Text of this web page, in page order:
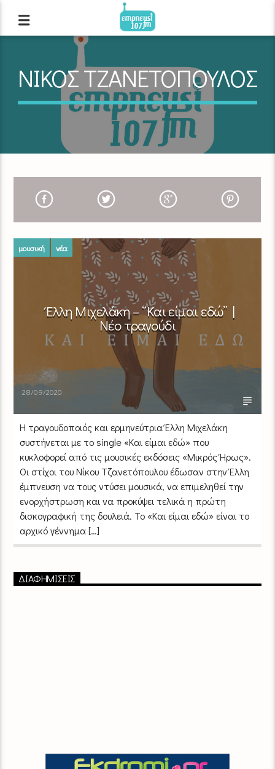
ΝΙΚΟΣ ΤΖΑΝΕΤΟΠΟΥΛΟΣ
μουσική νέα
Έλλη Μιχελάκη – “Και είμαι εδώ” |
Νέο τραγούδι
28/09/2020
Η τραγουδοποιός και ερμηνεύτρια Έλλη Μιχελάκη
συστήνεται με το single «Και είμαι εδώ» που
κυκλοφορεί από τις μουσικές εκδόσεις «Μικρός Ήρως».
Οι στίχοι του Νίκου Τζανετόπουλου έδωσαν στην Έλλη
έμπνευση να τους ντύσει μουσικά, να επιμεληθεί την
ενορχήστρωση και να προκύψει τελικά η πρώτη
δισκογραφική της δουλειά. Το «Και είμαι εδώ» είναι το
αρχικό γέννημα […]
ΔΙΑΦΗΜΙΣΕΙΣ